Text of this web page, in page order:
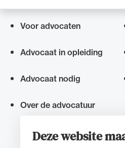
Deze website
Voor advocaten
Advocaat in opleiding
Advocaat nodig
Over de advocatuur